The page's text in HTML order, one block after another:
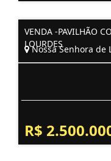
VENDA -PAVILHÃO
LOURDES
Nossa Senhora de
R$